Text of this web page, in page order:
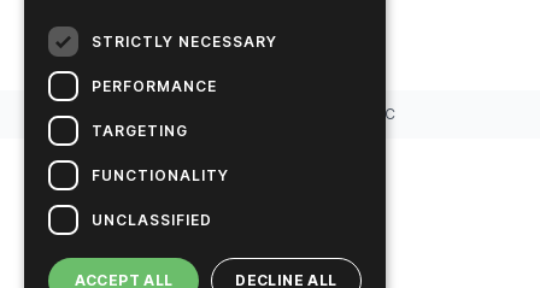
Hygiena LLC
STRICTLY NECESSARY
PERFORMANCE
TARGETING
FUNCTIONALITY
UNCLASSIFIED
ACCEPT ALL DECLINE ALL